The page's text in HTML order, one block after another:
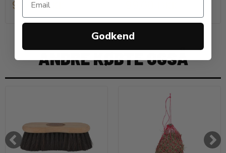
99,00 DKK
ANDRE KØBTE OGSÅ
Godkend